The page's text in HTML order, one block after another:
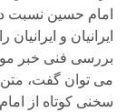
امام حسین نسبت
ایرانیان و
بررسی فنی خبر
می توان گفت،
سخنی کوتاه از